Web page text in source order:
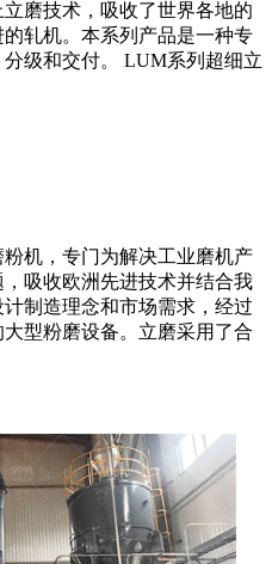
磨技术，吸收了世界各地的
轧机。本系列产品是一种专
级和交付。 LUM系列超细立
机，专门为解决工业磨机产
吸收欧洲先进技术并结合我
制造理念和市场需求，经过
型粉磨设备。立磨采用了合